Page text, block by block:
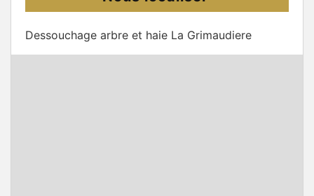
Dessouchage arbre et haie La Grimaudiere